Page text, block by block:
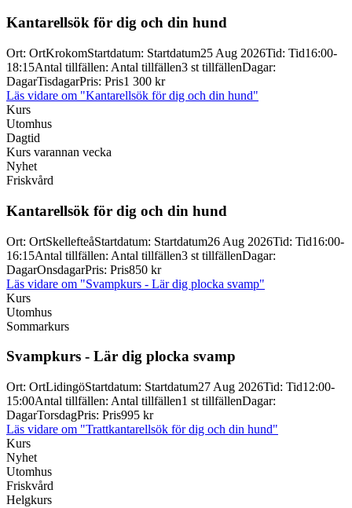
Kantarellsök för dig och din hund
Ort: OrtKrokomStartdatum: Startdatum25 Aug 2026Tid: Tid16:00-
18:15Antal tillfällen: Antal tillfällen3 st tillfällenDagar:
DagarTisdagarPris: Pris1 300 kr
Läs vidare om "Kantarellsök för dig och din hund"
Kurs
Utomhus
Dagtid
Kurs varannan vecka
Nyhet
Friskvård
Kantarellsök för dig och din hund
Ort: OrtSkellefteåStartdatum: Startdatum26 Aug 2026Tid: Tid16:00-
16:15Antal tillfällen: Antal tillfällen3 st tillfällenDagar:
DagarOnsdagarPris: Pris850 kr
Läs vidare om "Svampkurs - Lär dig plocka svamp"
Kurs
Utomhus
Sommarkurs
Svampkurs - Lär dig plocka svamp
Ort: OrtLidingöStartdatum: Startdatum27 Aug 2026Tid: Tid12:00-
15:00Antal tillfällen: Antal tillfällen1 st tillfällenDagar:
DagarTorsdagPris: Pris995 kr
Läs vidare om "Trattkantarellsök för dig och din hund"
Kurs
Nyhet
Utomhus
Friskvård
Helgkurs